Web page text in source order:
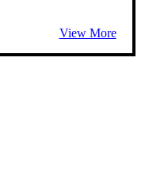
View More